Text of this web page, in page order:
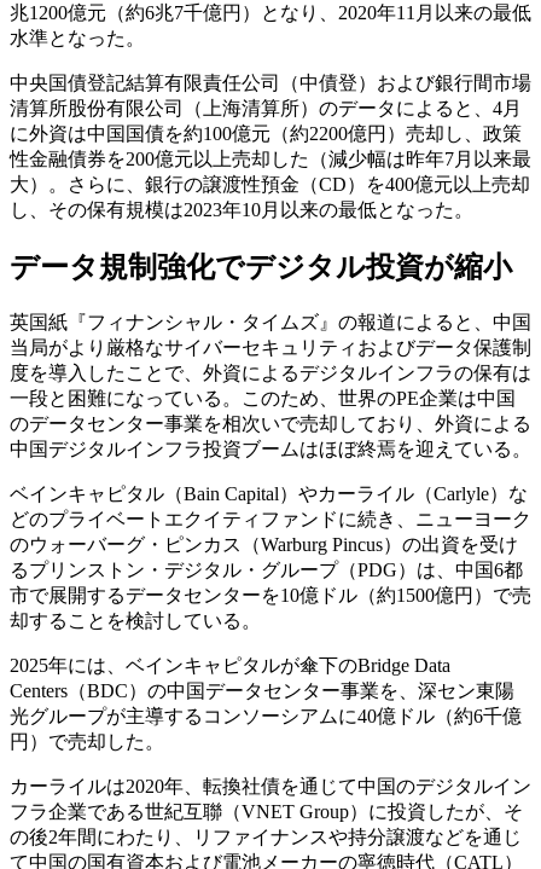
兆1200億元（約6兆7千億円）となり、2020年11月以来の最低
水準となった。
中央国債登記結算有限責任公司（中債登）および銀行間市場
清算所股份有限公司（上海清算所）のデータによると、4月
に外資は中国国債を約100億元（約2200億円）売却し、政策
性金融債券を200億元以上売却した（減少幅は昨年7月以来最
大）。さらに、銀行の譲渡性預金（CD）を400億元以上売却
し、その保有規模は2023年10月以来の最低となった。
データ規制強化でデジタル投資が縮小
英国紙『フィナンシャル・タイムズ』の報道によると、中国
当局がより厳格なサイバーセキュリティおよびデータ保護制
度を導入したことで、外資によるデジタルインフラの保有は
一段と困難になっている。このため、世界のPE企業は中国
のデータセンター事業を相次いで売却しており、外資による
中国デジタルインフラ投資ブームはほぼ終焉を迎えている。
ベインキャピタル（Bain Capital）やカーライル（Carlyle）な
どのプライベートエクイティファンドに続き、ニューヨーク
のウォーバーグ・ピンカス（Warburg Pincus）の出資を受け
るプリンストン・デジタル・グループ（PDG）は、中国6都
市で展開するデータセンターを10億ドル（約1500億円）で売
却することを検討している。
2025年には、ベインキャピタルが傘下のBridge Data
Centers（BDC）の中国データセンター事業を、深セン東陽
光グループが主導するコンソーシアムに40億ドル（約6千億
円）で売却した。
カーライルは2020年、転換社債を通じて中国のデジタルイン
フラ企業である世紀互聯（VNET Group）に投資したが、そ
の後2年間にわたり、リファイナンスや持分譲渡などを通じ
て中国の国有資本および電池メーカーの寧徳時代（CATL）